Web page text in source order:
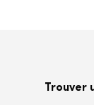
Trouver